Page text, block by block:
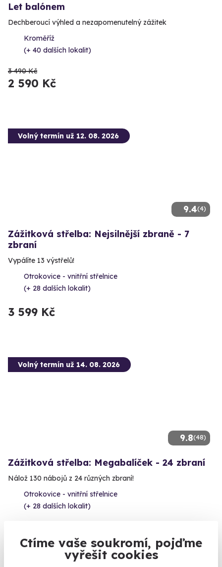
Ctíme vaše soukromí, pojďme
vyřešit cookies
Let balónem
Dechberoucí výhled a nezapomenutelný zážitek
Kroměříž
(+ 40 dalších lokalit)
3 490 Kč
2 590 Kč
9.4(4)
Volný termín už 12. 08. 2026
Zážitková střelba: Nejsilnější zbraně - 7
zbraní
Vypálíte 13 výstřelů!
Otrokovice - vnitřní střelnice
(+ 28 dalších lokalit)
3 599 Kč
9.8(48)
Volný termín už 14. 08. 2026
Zážitková střelba: Megabalíček - 24 zbraní
Nálož 130 nábojů z 24 různých zbraní!
Otrokovice - vnitřní střelnice
(+ 28 dalších lokalit)